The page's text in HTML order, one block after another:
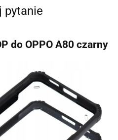
pytanie
do OPPO A80 czarny